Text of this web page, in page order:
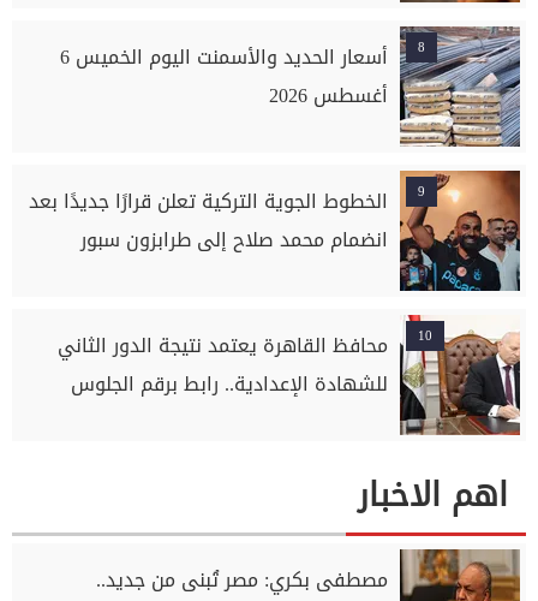
8
أسعار الحديد والأسمنت اليوم الخميس 6
أغسطس 2026
9
الخطوط الجوية التركية تعلن قرارًا جديدًا بعد
انضمام محمد صلاح إلى طرابزون سبور
10
محافظ القاهرة يعتمد نتيجة الدور الثاني
للشهادة الإعدادية.. رابط برقم الجلوس
اهم الاخبار
مصطفى بكري: مصر تُبنى من جديد..